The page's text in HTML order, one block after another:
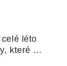
léto
které
nebo